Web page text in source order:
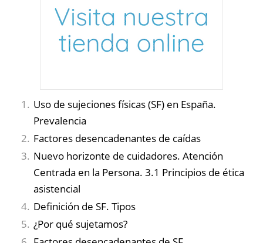
Uso de sujeciones físicas (SF) en España.
Prevalencia
Factores desencadenantes de caídas
Nuevo horizonte de cuidadores. Atención
Centrada en la Persona. 3.1 Principios de ética
asistencial
Definición de SF. Tipos
¿Por qué sujetamos?